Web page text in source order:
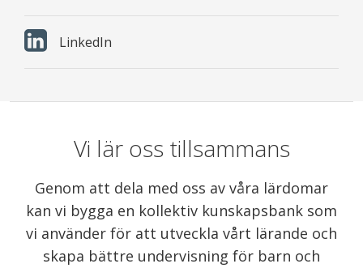
LinkedIn
Vi lär oss tillsammans
Genom att dela med oss av våra lärdomar
kan vi bygga en kollektiv kunskapsbank som
vi använder för att utveckla vårt lärande och
skapa bättre undervisning för barn och